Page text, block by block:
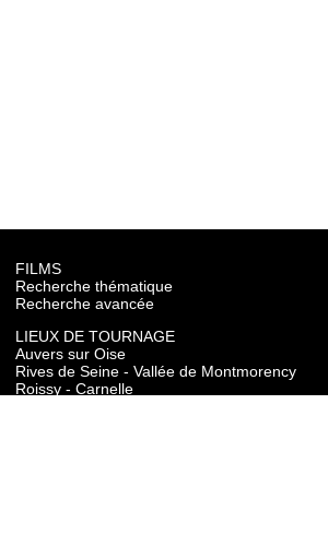
FILMS
Recherche thématique
Recherche avancée
LIEUX DE TOURNAGE
Auvers sur Oise
Rives de Seine - Vallée de Montmorency
Roissy - Carnelle